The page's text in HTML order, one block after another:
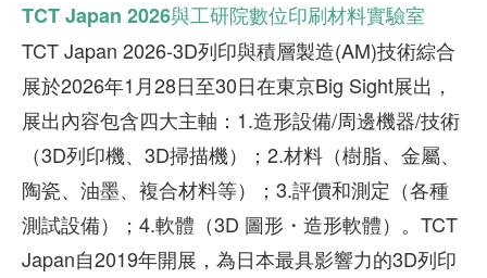
TCT Japan 2026與工研院數位印刷材料實驗室
TCT Japan 2026-3D列印與積層製造(AM)技術綜合
展於2026年1月28日至30日在東京Big Sight展出，
展出內容包含四大主軸：1.造形設備/周邊機器/技術
（3D列印機、3D掃描機）；2.材料（樹脂、金屬、
陶瓷、油墨、複合材料等）；3.評價和測定（各種
測試設備）；4.軟體（3D 圖形・造形軟體）。TCT
Japan自2019年開展，為日本最具影響力的3D列印